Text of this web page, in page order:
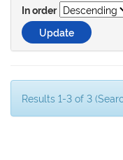
In order
Results 1-3 of 3